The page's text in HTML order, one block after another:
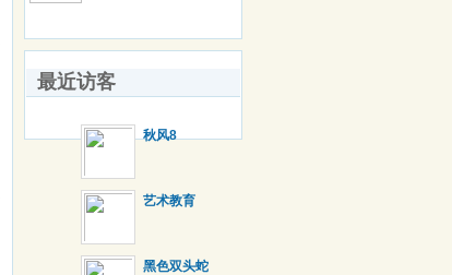
最近访客
秋风8
艺术教育
黑色双头蛇